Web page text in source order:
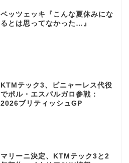
ベッツェッキ『こんな夏休みにな
るとは思ってなかった…』
KTMテック3、ビニャーレス代役
でポル・エスパルガロ参戦：
2026ブリティッシュGP
マリーニ決定、KTMテック3と2